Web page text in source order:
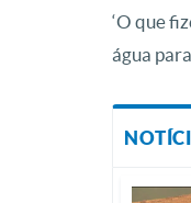
‘O que
água